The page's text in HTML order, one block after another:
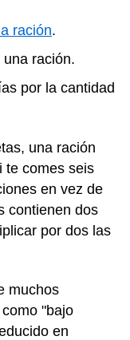
ración.
ración.
por la cantidad
una ración
te comes seis
en vez de
contienen dos
por dos las
muchos
"bajo
en